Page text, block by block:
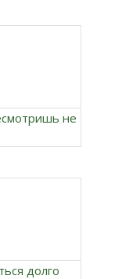
не
долго